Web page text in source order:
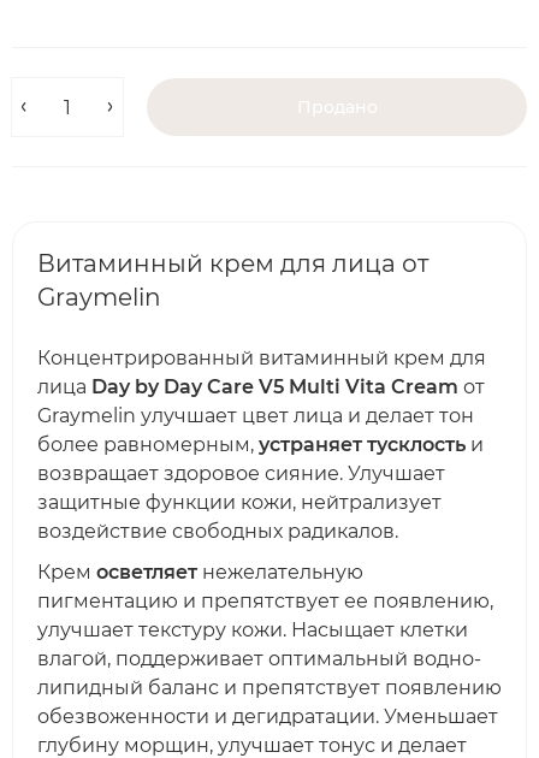
Продано
Витаминный крем для лица от
Graymelin
Концентрированный витаминный крем для
лица Day by Day Care V5 Multi Vita Cream от
Graymelin улучшает цвет лица и делает тон
более равномерным, устраняет тусклость и
возвращает здоровое сияние. Улучшает
защитные функции кожи, нейтрализует
воздействие свободных радикалов.
Крем осветляет нежелательную
пигментацию и препятствует ее появлению,
улучшает текстуру кожи. Насыщает клетки
влагой, поддерживает оптимальный водно-
липидный баланс и препятствует появлению
обезвоженности и дегидратации. Уменьшает
глубину морщин, улучшает тонус и делает